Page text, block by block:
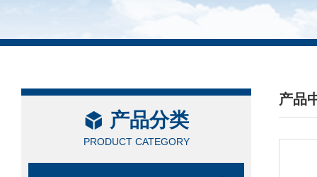
产品分类
PRODUCT CATEGORY
产品
/